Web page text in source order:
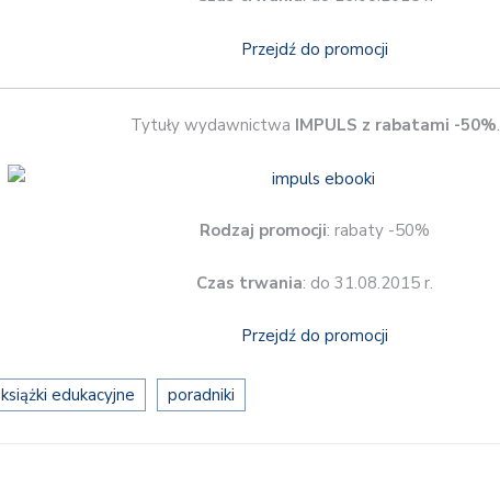
Przejdź do promocji
Tytuły wydawnictwa IMPULS z rabatami -50%.
Rodzaj promocji: rabaty -50%
Czas trwania: do 31.08.2015 r.
Przejdź do promocji
książki edukacyjne poradniki